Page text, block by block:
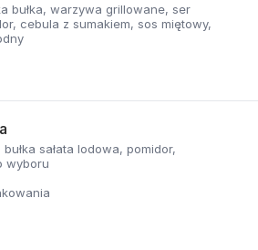
bułka, warzywa grillowane, ser
cebula z sumakiem, sos miętowy,
sałata lodowa, pomidor,
wyboru